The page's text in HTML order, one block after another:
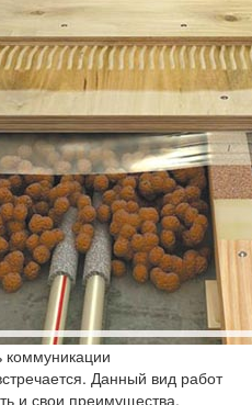
коммуникации
Данный вид работ
и свои преимущества.